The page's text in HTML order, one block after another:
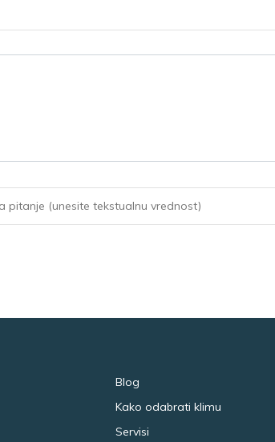
Blog
Kako odabrati klimu
Servisi